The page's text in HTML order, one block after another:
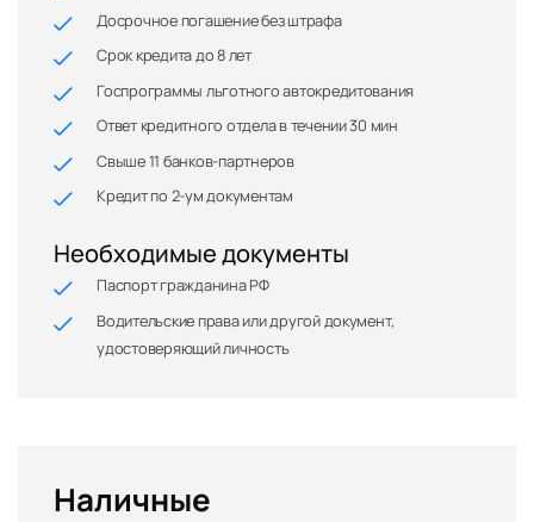
Досрочное погашение без штрафа
Срок кредита до 8 лет
Госпрограммы льготного автокредитования
Ответ кредитного отдела в течении 30 мин
Свыше 11 банков-партнеров
Кредит по 2-ум документам
Необходимые документы
Паспорт гражданина РФ
Водительские права или другой документ,
удостоверяющий личность
Наличные